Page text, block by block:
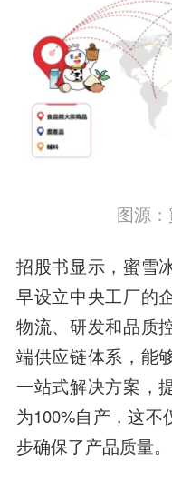
图源
招股书显示，蜜雪
早设立中央工厂的
物流、研发和品质
端供应链体系，能
一站式解决方案，
为100%自产，这不
步确保了产品质量。